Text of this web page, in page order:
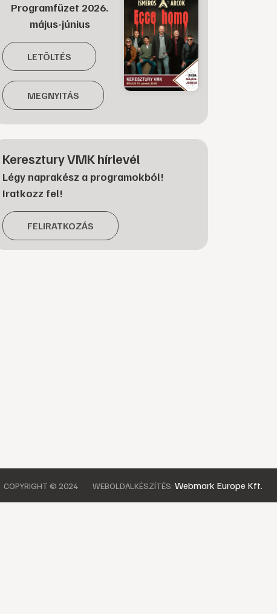
Programfüzet 2026.
május-június
LETÖLTÉS
MEGNYITÁS
Keresztury VMK hírlevél
Légy naprakész a programokból!
Iratkozz fel!
FELIRATKOZÁS
COPYRIGHT © 2024 WEBOLDALKÉSZÍTÉS: Webmark Europe Kft.